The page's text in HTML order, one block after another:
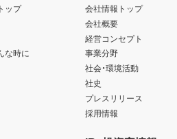
ップ
な時に
会社情報トップ
会社概要
経営コンセプト
事業分野
社会・環境活動
社史
プレスリリース
採用情報